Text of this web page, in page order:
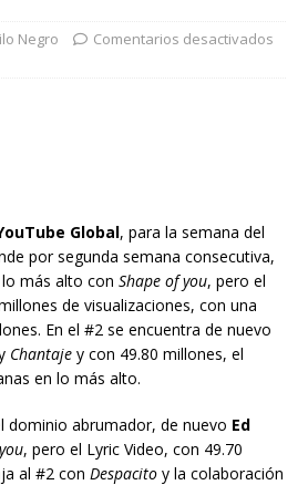
Negro Comentarios desactivados
Global, para la semana del
por segunda semana consecutiva,
más alto con Shape of you, pero el
de visualizaciones, con una
En el #2 se encuentra de nuevo
Chantaje y con 49.80 millones, el
en lo más alto.
dominio abrumador, de nuevo Ed
, pero el Lyric Video, con 49.70
al #2 con Despacito y la colaboración